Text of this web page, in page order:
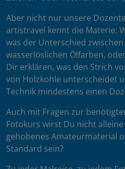
Aber nicht nur unsere
artistravel kennt die Materie:
was der Unterschied
wasserlöslichen Ölfarben,
Dir erklären, was den Strich
von Holzkohle unterscheidet
Technik mindestens einen
Auch mit Fragen zur
Fotokurs wirst Du nicht alleine
gehobenes Amateurmaterial
Standard sein?